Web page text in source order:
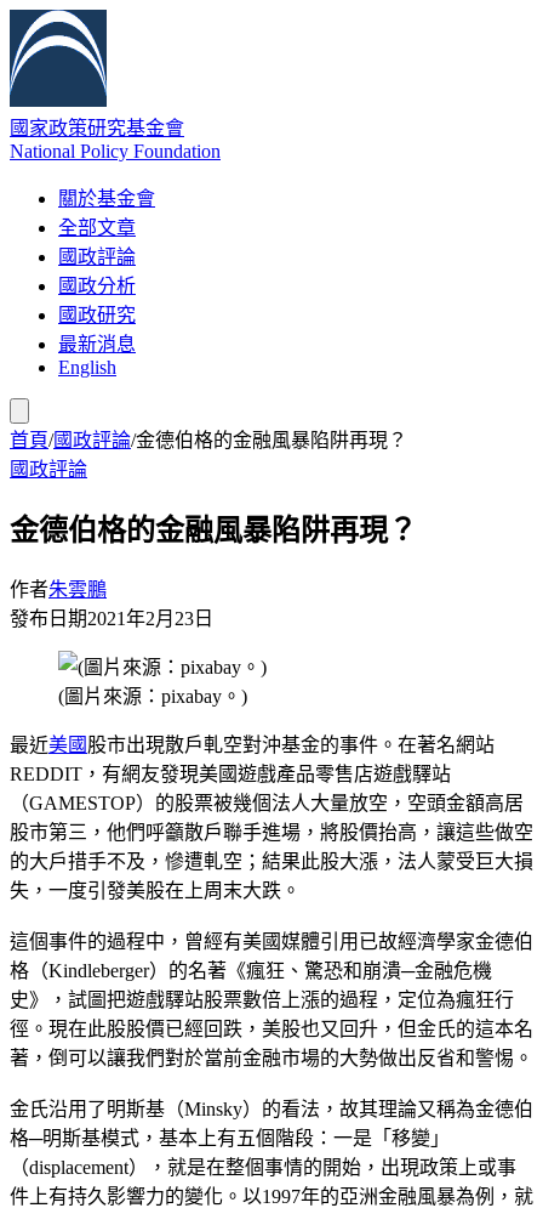
國家政策研究基金會
National Policy Foundation
關於基金會
全部文章
國政評論
國政分析
國政研究
最新消息
English
首頁/國政評論/金德伯格的金融風暴陷阱再現？
國政評論
金德伯格的金融風暴陷阱再現？
作者朱雲鵬
發布日期2021年2月23日
(圖片來源：pixabay。)
最近美國 股市出現散戶軋空對沖基金的事件。在著名網站
REDDIT，有網友發現美國遊戲產品零售店遊戲驛站
（GAMESTOP）的股票被幾個法人大量放空，空頭金額高居
股市第三，他們呼籲散戶聯手進場，將股價抬高，讓這些做空
的大戶措手不及，慘遭軋空；結果此股大漲，法人蒙受巨大損
失，一度引發美股在上周末大跌。
這個事件的過程中，曾經有美國媒體引用已故經濟學家金德伯
格（Kindleberger）的名著《瘋狂、驚恐和崩潰─金融危機
史》，試圖把遊戲驛站股票數倍上漲的過程，定位為瘋狂行
徑。現在此股股價已經回跌，美股也又回升，但金氏的這本名
著，倒可以讓我們對於當前金融市場的大勢做出反省和警惕。
金氏沿用了明斯基（Minsky）的看法，故其理論又稱為金德伯
格─明斯基模式，基本上有五個階段：一是「移變」
（displacement），就是在整個事情的開始，出現政策上或事
件上有持久影響力的變化。以1997年的亞洲金融風暴為例，就